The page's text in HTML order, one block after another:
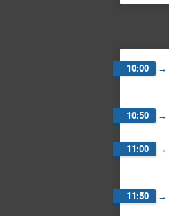
10:00 →
10:50 →
11:00 →
11:50 →